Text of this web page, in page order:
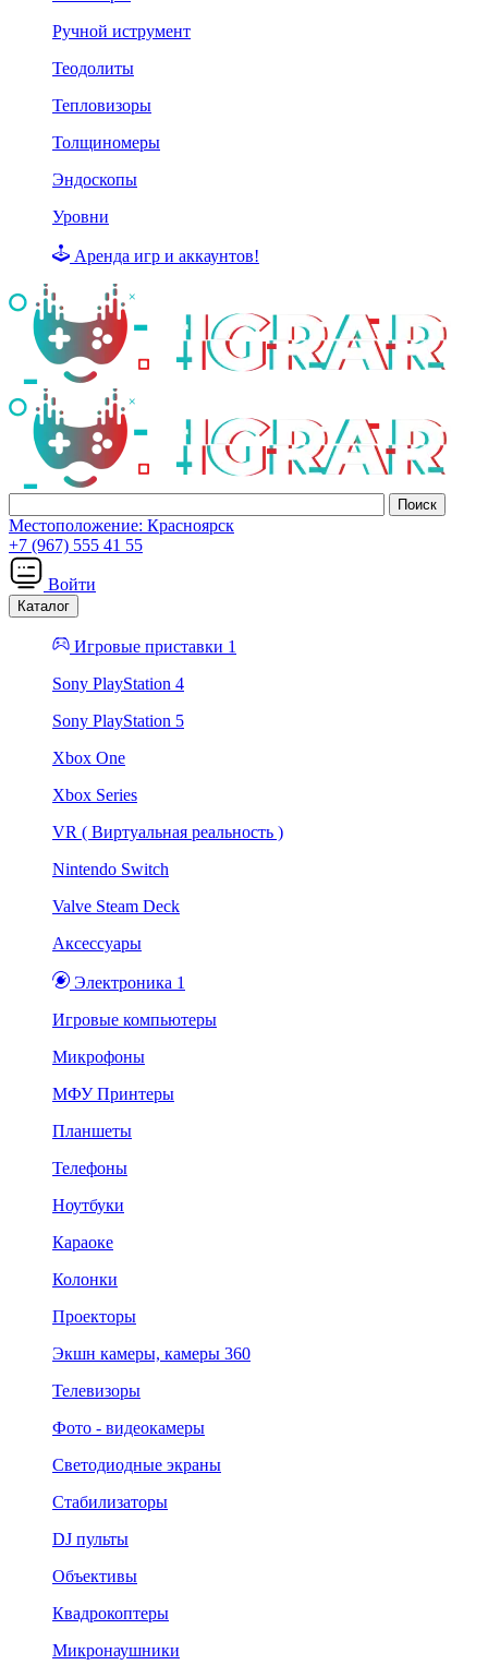
Ручной иструмент
Теодолиты
Тепловизоры
Толщиномеры
Эндоскопы
Уровни
Аренда игр и аккаунтов!
Местоположение: Красноярск
+7 (967) 555 41 55
Войти
Каталог
Игровые приставки 1
Sony PlayStation 4
Sony PlayStation 5
Xbox One
Xbox Series
VR ( Виртуальная реальность )
Nintendo Switch
Valve Steam Deck
Аксессуары
Электроника 1
Игровые компьютеры
Микрофоны
МФУ Принтеры
Планшеты
Телефоны
Ноутбуки
Караоке
Колонки
Проекторы
Экшн камеры, камеры 360
Телевизоры
Фото - видеокамеры
Светодиодные экраны
Стабилизаторы
DJ пульты
Объективы
Квадрокоптеры
Микронаушники